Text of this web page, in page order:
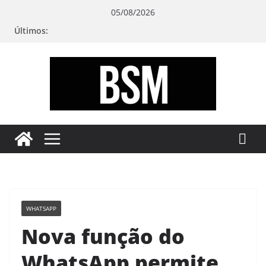
05/08/2026
Últimos:
sua
Mente
WHATSAPP
Nova função do